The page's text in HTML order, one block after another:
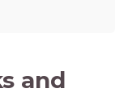
and